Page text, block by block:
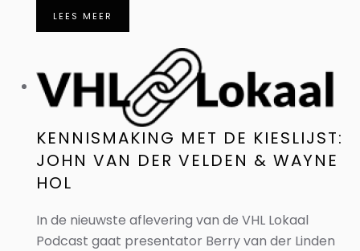
LEES MEER
KENNISMAKING MET DE KIESLIJST:
JOHN VAN DER VELDEN & WAYNE
HOL
In de nieuwste aflevering van de VHL Lokaal
Podcast gaat presentator Berry van der Linden